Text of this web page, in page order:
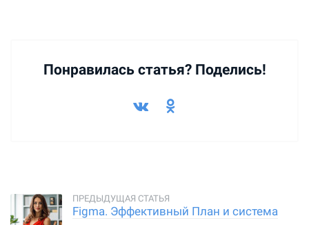
Понравилась статья? Поделись!
Figma. Эффективный План и система